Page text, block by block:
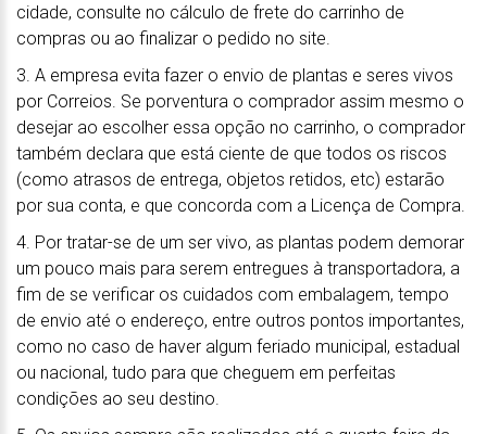
cidade, consulte no cálculo de frete do carrinho de
compras ou ao finalizar o pedido no site.
3. A empresa evita fazer o envio de plantas e seres vivos
por Correios. Se porventura o comprador assim mesmo o
desejar ao escolher essa opção no carrinho, o comprador
também declara que está ciente de que todos os riscos
(como atrasos de entrega, objetos retidos, etc) estarão
por sua conta, e que concorda com a Licença de Compra.
4. Por tratar-se de um ser vivo, as plantas podem demorar
um pouco mais para serem entregues à transportadora, a
fim de se verificar os cuidados com embalagem, tempo
de envio até o endereço, entre outros pontos importantes,
como no caso de haver algum feriado municipal, estadual
ou nacional, tudo para que cheguem em perfeitas
condições ao seu destino.